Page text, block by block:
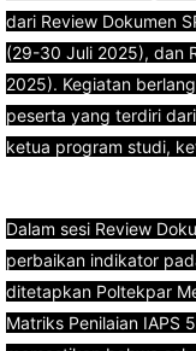
dari Review Dokumen
(29-30 Juli 2025), dan
2025). Kegiatan
peserta yang terdiri
ketua program studi,
Dalam sesi Review
perbaikan indikator
ditetapkan Poltekpar
Matriks Penilaian IAPS